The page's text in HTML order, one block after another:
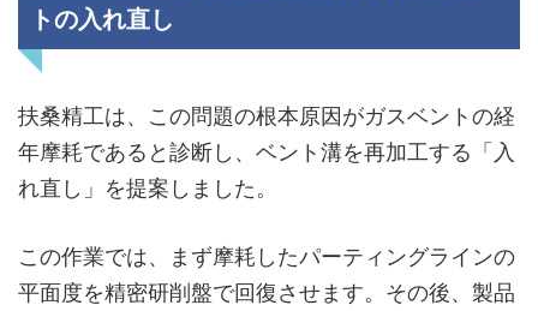
トの入れ直し
扶桑精工は、この問題の根本原因がガスベントの経
年摩耗であると診断し、ベント溝を再加工する「入
れ直し」を提案しました。
この作業では、まず摩耗したパーティングラインの
平面度を精密研削盤で回復させます。その後、製品